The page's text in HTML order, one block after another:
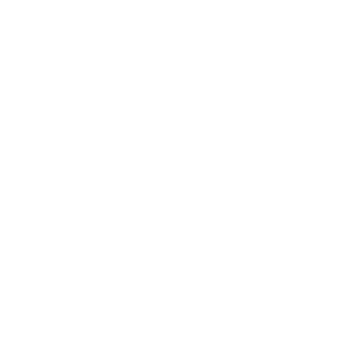
frustreren.
Zo lekt deze speen niet als je de fles
dat de voeding dikker wordt. Deze speen